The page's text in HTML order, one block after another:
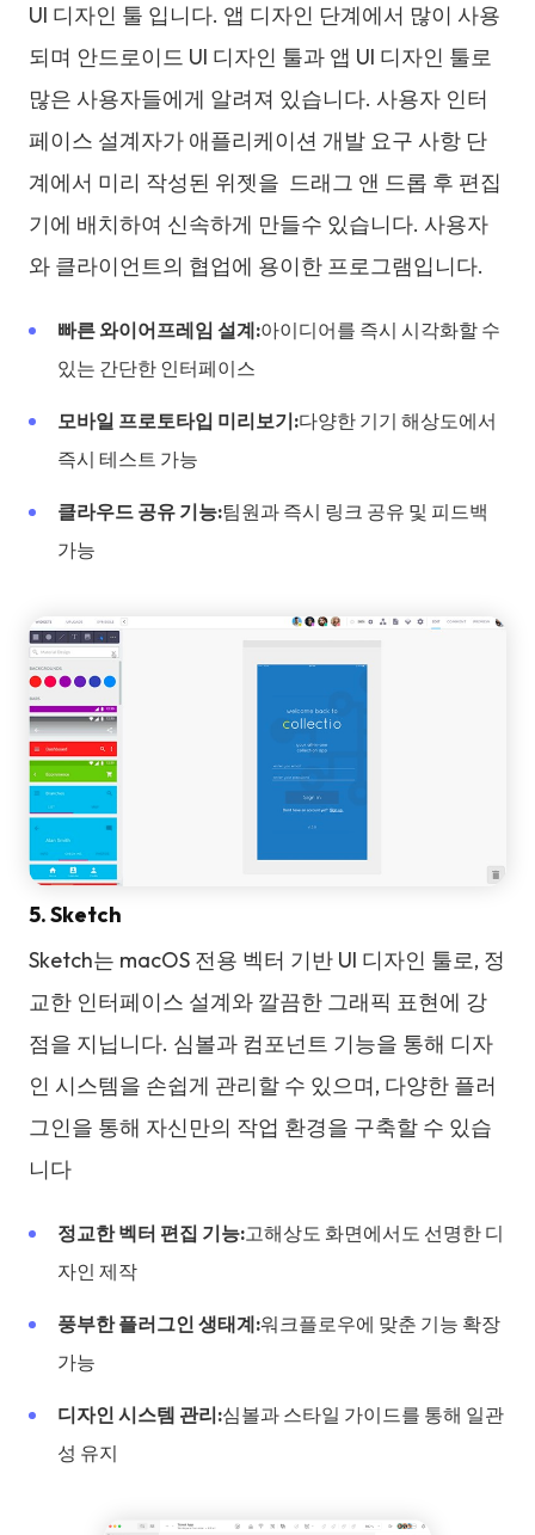
UI 디자인 툴 입니다. 앱 디자인 단계에서 많이 사용
되며 안드로이드 UI 디자인 툴과 앱 UI 디자인 툴로
많은 사용자들에게 알려져 있습니다. 사용자 인터
페이스 설계자가 애플리케이션 개발 요구 사항 단
계에서 미리 작성된 위젯을 드래그 앤 드롭 후 편집
기에 배치하여 신속하게 만들수 있습니다. 사용자
와 클라이언트의 협업에 용이한 프로그램입니다.
빠른 와이어프레임 설계:아이디어를 즉시 시각화할 수
있는 간단한 인터페이스
모바일 프로토타입 미리보기:다양한 기기 해상도에서
즉시 테스트 가능
클라우드 공유 기능:팀원과 즉시 링크 공유 및 피드백
가능
5. Sketch
Sketch는 macOS 전용 벡터 기반 UI 디자인 툴로, 정
교한 인터페이스 설계와 깔끔한 그래픽 표현에 강
점을 지닙니다. 심볼과 컴포넌트 기능을 통해 디자
인 시스템을 손쉽게 관리할 수 있으며, 다양한 플러
그인을 통해 자신만의 작업 환경을 구축할 수 있습
니다
정교한 벡터 편집 기능:고해상도 화면에서도 선명한 디
자인 제작
풍부한 플러그인 생태계:워크플로우에 맞춘 기능 확장
가능
디자인 시스템 관리:심볼과 스타일 가이드를 통해 일관
성 유지